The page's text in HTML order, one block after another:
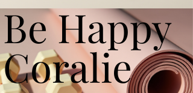
Be Happy
Coralie
Be Happy
Coralie